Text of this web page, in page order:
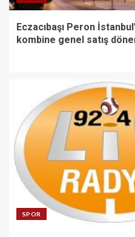
Eczacıbaşı Peron
kombine genel satış
SPOR